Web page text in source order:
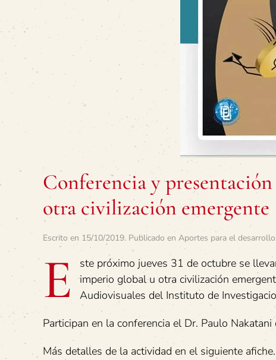
Conferencia y
otra civilización emergente
Escrito en 15/10/2019. Publicado en Aportes para el desarrollo
E
ste próximo jueves 31 de octubre se
imperio global u otra civilización
Audiovisuales del Instituto de
Participan en la conferencia el Dr. Paulo
Más detalles de la actividad en el siguiente afiche.